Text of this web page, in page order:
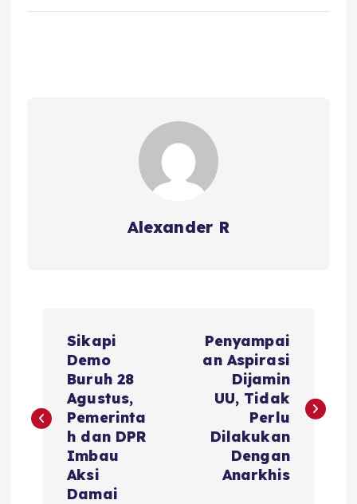
Alexander R
s
Sikapi
Demo
Buruh 28
Agustus,
Pemerinta
h dan DPR
Imbau
Aksi
Damai
Penyampai
an Aspirasi
Dijamin
UU, Tidak
Perlu
Dilakukan
Dengan
Anarkhis